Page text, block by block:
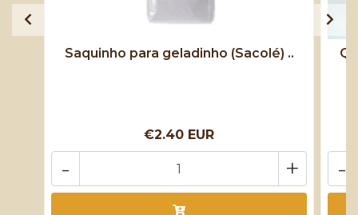
Saquinho para geladinho (Sacolé) ..
€2.40 EUR
+
- -